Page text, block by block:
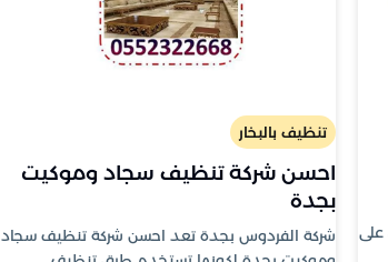
على
تنظيف بالبخار
احسن شركة تنظيف سجاد وموكيت
بجدة
شركة الفردوس بجدة تعد احسن شركة تنظيف سجاد